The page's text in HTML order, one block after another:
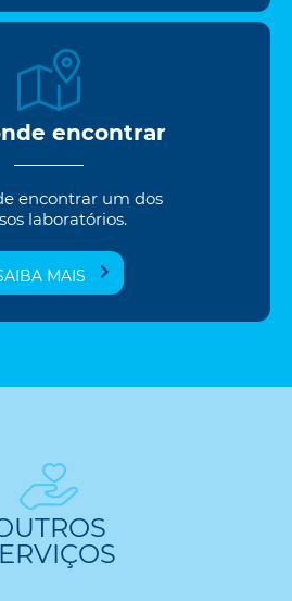
encontrar
encontrar um dos
laboratórios.
MAIS